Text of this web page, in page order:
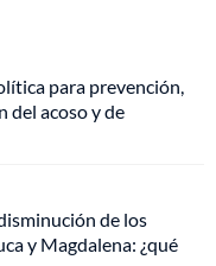
para prevención,
del acoso y de
de los
y Magdalena: ¿qué